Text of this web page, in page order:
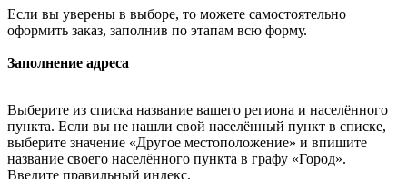
Если вы уверены в выборе, то можете самостоятельно
оформить заказ, заполнив по этапам всю форму.
Заполнение адреса
Выберите из списка название вашего региона и населённого
пункта. Если вы не нашли свой населённый пункт в списке,
выберите значение «Другое местоположение» и впишите
название своего населённого пункта в графу «Город».
Введите правильный индекс.